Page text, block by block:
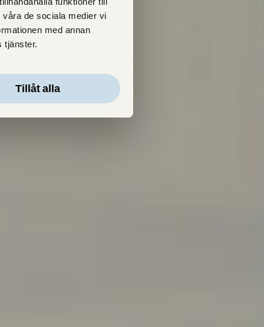
de sociala medier vi
med annan
tjänster.
Tillåt alla